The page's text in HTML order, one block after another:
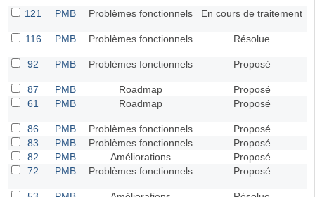
121 PMB Problèmes fonctionnels En cours de traitement
116 PMB Problèmes fonctionnels Résolue
92 PMB Problèmes fonctionnels Proposé
87 PMB Roadmap Proposé
61
PMB Roadmap Proposé
86 PMB Problèmes fonctionnels
Proposé
83
PMB Problèmes fonctionnels Proposé
82
PMB Améliorations Proposé
72
PMB Problèmes fonctionnels Proposé